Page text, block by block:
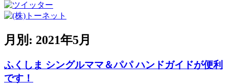
月別: 2021年5月
ふくしま シングルママ＆パパ ハンドガイドが便利
です！